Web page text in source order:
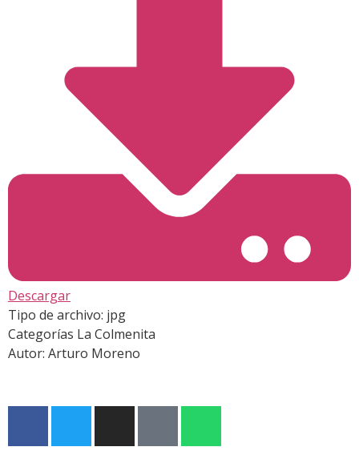
Descargar
Tipo de archivo: jpg
Categorías La Colmenita
Autor: Arturo Moreno